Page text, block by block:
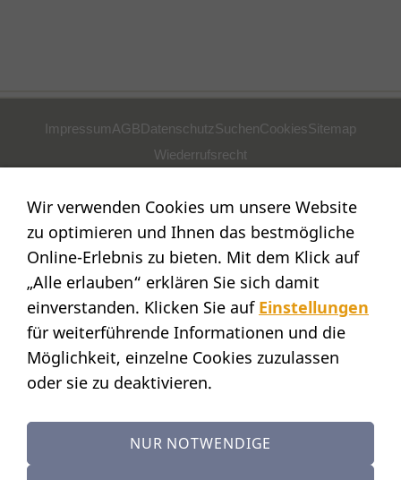
ImpressumAGBDatenschutzSuchenCookiesSitemap
Wiederrufsrecht
Nostalgie- & Geschenk Shop
Maja Schmid
Luzernerstr. 14
CH-6353 Weggis
SHOWROOM
STANDORT:
Calendariaweg 1
(nur auf Terminvereinbarung)
Wir verwenden Cookies um unsere Website
zu optimieren und Ihnen das bestmögliche
Online-Erlebnis zu bieten. Mit dem Klick auf
„Alle erlauben“ erklären Sie sich damit
einverstanden. Klicken Sie auf Einstellungen
für weiterführende Informationen und die
Möglichkeit, einzelne Cookies zuzulassen
oder sie zu deaktivieren.
NUR NOTWENDIGE